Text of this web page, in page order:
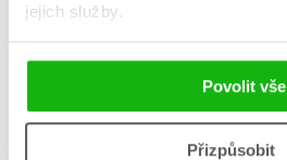
jejich služby.
Povolit vše
Přizpůsobit